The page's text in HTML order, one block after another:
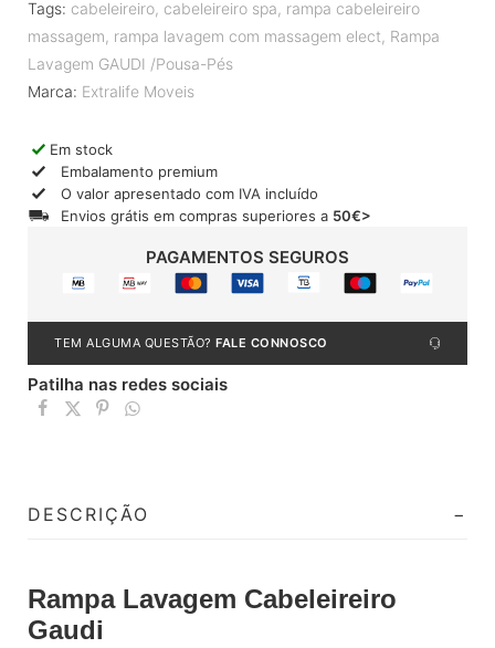
Tags: cabeleireiro, cabeleireiro spa, rampa cabeleireiro
massagem, rampa lavagem com massagem elect, Rampa
Lavagem GAUDI /Pousa-Pés
Marca: Extralife Moveis
Em stock
Embalamento premium
O valor apresentado com IVA incluído
Envios grátis em compras superiores a 50€>
PAGAMENTOS SEGUROS
TEM ALGUMA QUESTÃO? FALE CONNOSCO
Patilha nas redes sociais
DESCRIÇÃO
Rampa Lavagem Cabeleireiro
Gaudi